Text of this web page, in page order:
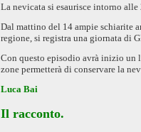
La nevicata si esaurisce intorno
Dal mattino del 14 ampie schiarite
regione, si registra una giornata di
Con questo episodio avrà inizio un
zone permetterà di conservare la
Luca Bai
Il racconto.